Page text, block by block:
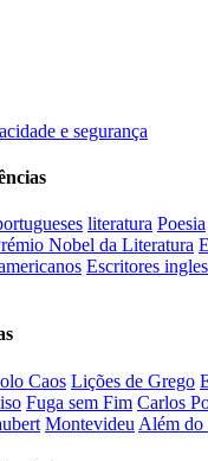
e segurança
literatura Poesia
Nobel da Literatura
Escritores
Caos Lições de Grego
Fuga sem Fim Carlos
Montevideu Além do